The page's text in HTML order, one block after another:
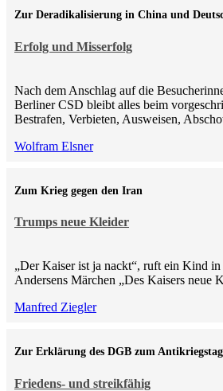
Erfolg und Misserfolg
Zur Deradikalisierung in China und
Nach dem Anschlag auf die
Berliner CSD bleibt alles beim
Bestrafen, Verbieten, Ausweisen,
Wolfram Elsner
Trumps neue Kleider
Zum Krieg gegen den Iran
„Der Kaiser ist ja nackt“, ruft ein Kind
Andersens Märchen „Des Kaisers neue
Manfred Ziegler
Friedens- und streikfähig
Zur Erklärung des DGB zum Antikriegstag